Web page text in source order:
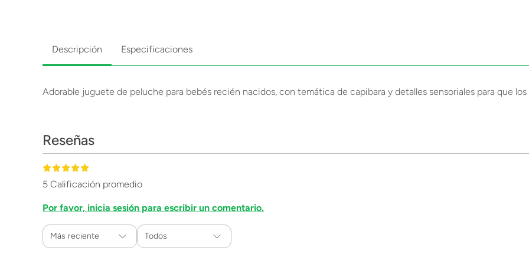
Descripción Especificaciones
Adorable juguete de peluche para bebés recién nacidos, con temática de capibara y detalles sensoriales para que
Reseñas
5 Calificación promedio
Por favor, inicia sesión para escribir un comentario.
Más reciente Todos